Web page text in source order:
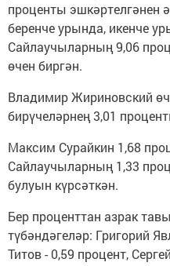
проценты эшкәртелгәнен
беренче урында, икенче
Сайлаучыларның 9,06
өчен биргән.
Владимир Жириновский
бирүчеләрнең 3,01
Максим Сурайкин 1,68
Сайлаучыларның 1,33
булуын күрсәткән.
Бер проценттан азрак
түбәндәгеләр: Григорий
Титов - 0,59 процент,